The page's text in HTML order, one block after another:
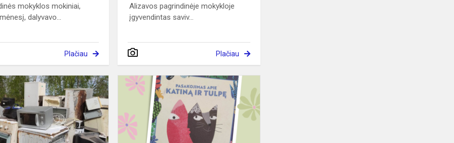
mokyklos mokiniai,
dalyvavo...
Plačiau
Alizavos pagrindinėje mokykloje
įgyvendintas saviv...
Plačiau
Mes
rūšiuojam
išsirinko
mokyklos
Metų